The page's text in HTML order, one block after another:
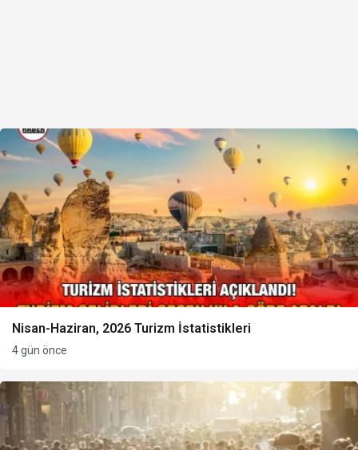
Nisan-Haziran, 2026 Turizm İstatistikleri
4 gün önce